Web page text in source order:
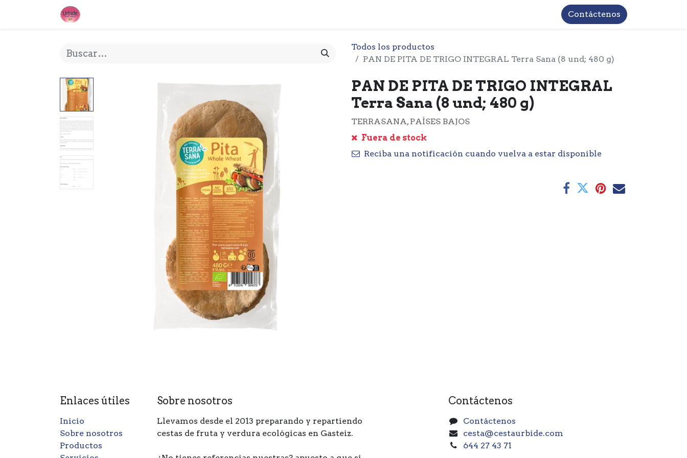
INFORMACIÓN BASICA LOPD
Contáctenos
Todos los productos
PAN DE PITA DE TRIGO INTEGRAL Terra Sana (8 und; 480 g)
PAN DE PITA DE TRIGO INTEGRAL
Terra Sana (8 und; 480 g)
TERRASANA, PAÍSES BAJOS
Fuera de stock
Reciba una notificación cuando vuelva a estar disponible
Enlaces útiles
Inicio
Sobre nosotros
Productos
Sobre nosotros
Llevamos desde el 2013 preparando y repartiendo
cestas de fruta y verdura ecológicas en Gasteiz.
Contáctenos
Contáctenos
cesta@cestaurbide.com
644 27 43 71